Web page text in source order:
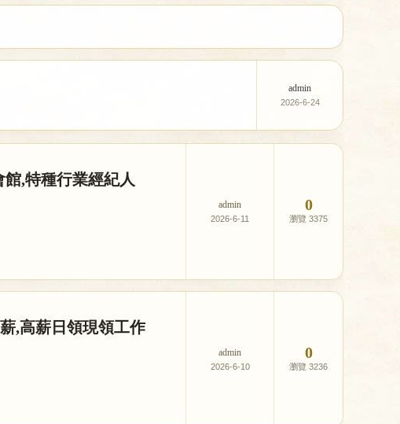
admin
2026-6-24
,特種行業經紀人
admin
2026-6-11
0
3375
,高薪日領現領工作
admin
2026-6-10
0
3236